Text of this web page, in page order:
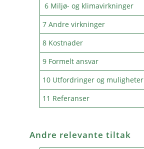
6 Miljø- og klimavirkninger
7 Andre virkninger
8 Kostnader
9 Formelt ansvar
10 Utfordringer og muligheter
11 Referanser
Andre relevante tiltak